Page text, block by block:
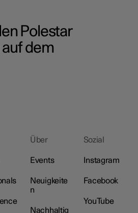
Polestar
dem
Über
Events
Neuigkeite
n
Nachhaltig
Sozial
Instagram
Facebook
YouTube